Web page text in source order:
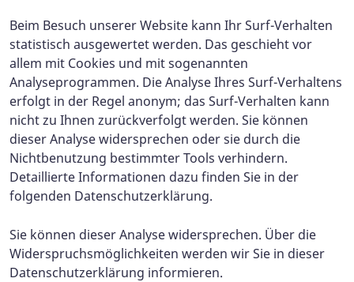
Beim Besuch unserer Website kann Ihr Surf-Verhalten
statistisch ausgewertet werden. Das geschieht vor
allem mit Cookies und mit sogenannten
Analyseprogrammen. Die Analyse Ihres Surf-Verhaltens
erfolgt in der Regel anonym; das Surf-Verhalten kann
nicht zu Ihnen zurückverfolgt werden. Sie können
dieser Analyse widersprechen oder sie durch die
Nichtbenutzung bestimmter Tools verhindern.
Detaillierte Informationen dazu finden Sie in der
folgenden Datenschutzerklärung.
Sie können dieser Analyse widersprechen. Über die
Widerspruchsmöglichkeiten werden wir Sie in dieser
Datenschutzerklärung informieren.